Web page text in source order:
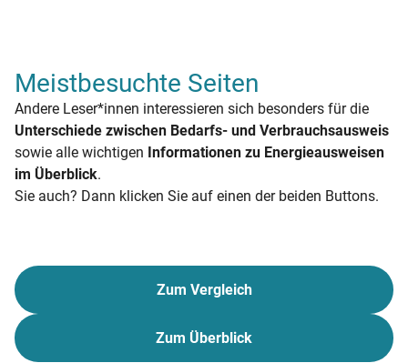
Meistbesuchte Seiten
Andere Leser*innen interessieren sich besonders für die
Unterschiede zwischen Bedarfs- und Verbrauchsausweis
sowie alle wichtigen Informationen zu Energieausweisen
im Überblick.
Sie auch? Dann klicken Sie auf einen der beiden Buttons.
Zum Vergleich
Zum Überblick